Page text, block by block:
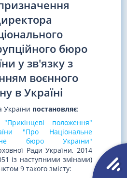
бюро
у зв'язку з
воєнного
в Україні
України постановляє:
положення"
"Про Національне
бюро України"
Ради України, 2014
із наступними змінами)
9 такого змісту: